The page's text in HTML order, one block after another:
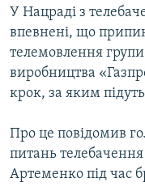
ВСЕ ЗА ДЕНЬ
СПЕЦПРОЕКТИ
ДЕПОРТАЦІЯ
ВІДЕОУРОКИ «ELIFBE»
СВІДЧЕННЯ ОКУПАЦІЇ
УКРАЇНСЬКА ПРОБЛЕМА
ЯК ОБІЙТИ
Qırımtatar
У Нацраді з
впевнені, що
телемовлення
виробництва
крок, за яким
Про це повідомив
питань
Артеменко під час